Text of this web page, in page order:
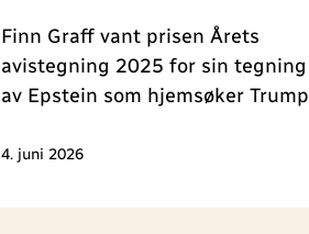
Finn Graff vant prisen Årets
avistegning 2025 for sin tegning
av Epstein som hjemsøker Trump
under Medieleder-konferansen i
4. juni 2026